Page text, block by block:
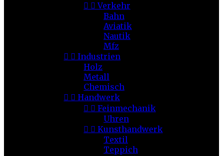
  Verkehr
Bahn
Aviatik
Nautik
Mfz
  Industrien
Holz
Metall
Chemisch
  Handwerk
  Feinmechanik
Uhren
  Kunsthandwerk
Textil
Teppich